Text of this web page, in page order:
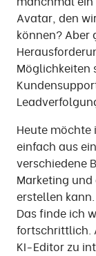
Avatar, den
können? Aber
Möglichkeiten
Heute möchte
einfach aus
verschiedene
Marketing
erstellen
Das finde ich
fortschrittlich.
KI-Editor zu